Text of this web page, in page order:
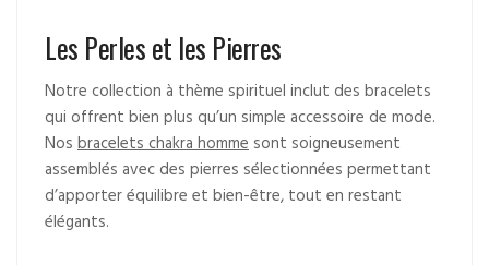
Les Perles et les Pierres
Notre collection à thème spirituel inclut des bracelets
qui offrent bien plus qu’un simple accessoire de mode.
Nosbracelets chakra hommesont soigneusement
assemblés avec des pierres sélectionnées permettant
d’apporter équilibre et bien-être, tout en restant
élégants.